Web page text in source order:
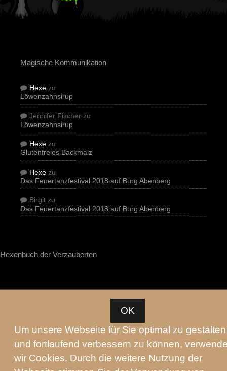
Magische Kommunikation
Hexe zu
Löwenzahnsirup
Jennifer Fischer zu
Löwenzahnsirup
Hexe zu
Glutenfreies Backmalz
Hexe zu
Das Feuertanzfestival 2018 auf Burg Abenberg
Birgit zu
Das Feuertanzfestival 2018 auf Burg Abenberg
Hexenbuch der Verzauberten
OK
Um unsere Webseite für Sie optimal zu gestalten
und fortlaufend verbessern zu können,
wir Cookies. Durch die weitere Nutzung der